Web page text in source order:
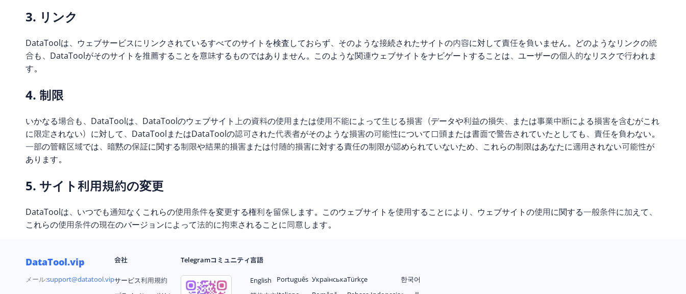
3. リンク
DataToolは、ウェブサービスにリンクされているすべてのサイトを検査しておらず、そのような接続されたサイトの内容に対して責任を負いません。どのようなリンクの統
合も、DataToolがそのサイトを推薦することを意味するものではありません。このような関連ウェブサイトをナビゲートすることは、ユーザーの個人的なリスクで行われま
す。
4. 制限
いかなる場合も、DataToolは、DataToolのウェブサイト上の資料の使用または使用不能によって生じる損害（データや利益の損失、または事業中断による損害を含むがこれ
に限定されない）に対して、DataToolまたはDataToolの認可された代表者がそのような損害の可能性について口頭または書面で警告されていたとしても、責任を負わない。
一部の管轄区域では、暗黙の保証に関する制限や結果的損害または付随的損害に対する責任の制限が認められていないため、これらの制限はあなたに適用されない可能性が
あります。
5. サイト利用規約の変更
DataToolは、いつでも通知なくこれらの使用条件を変更する権利を留保します。このウェブサイトを使用することにより、ウェブサイトの使用に関する一般条件に加えて、
これらの使用条件の現在のバージョンによって法的に拘束されることに同意します。
DataTool.vip
メール:support@datatool.vip
会社
サービス利用規約
Telegramコミュニティ言語
English
Português УкраїнськаTürkçe
한국어